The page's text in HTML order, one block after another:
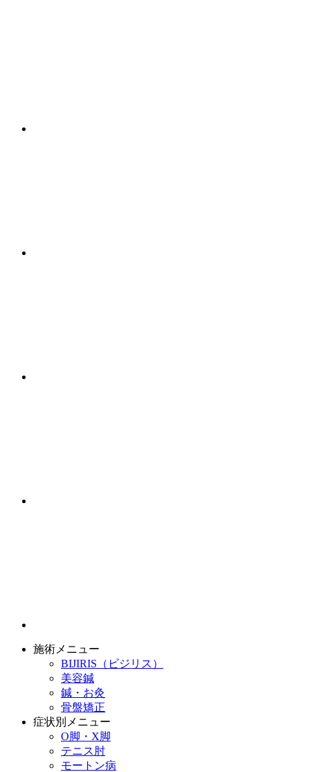
施術メニュー
BIJIRIS（ビジリス）
美容鍼
鍼・お灸
骨盤矯正
症状別メニュー
O脚・X脚
テニス肘
モートン病